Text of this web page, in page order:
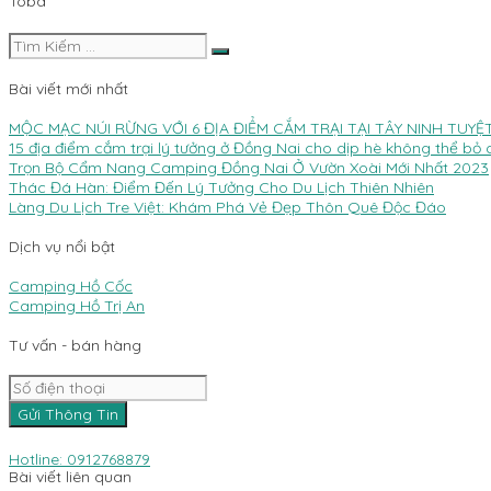
Bài viết mới nhất
MỘC MẠC NÚI RỪNG VỚI 6 ĐỊA ĐIỂM CẮM TRẠI TẠI TÂY NINH
15 địa điểm cắm trại lý tưởng ở Đồng Nai cho dịp hè không thể bỏ
Trọn Bộ Cẩm Nang Camping Đồng Nai Ở Vườn Xoài Mới Nhất 2023
Thác Đá Hàn: Điểm Đến Lý Tưởng Cho Du Lịch Thiên Nhiên
Làng Du Lịch Tre Việt: Khám Phá Vẻ Đẹp Thôn Quê Độc Đáo
Dịch vụ nổi bật
Camping Hồ Cốc
Camping Hồ Trị An
Tư vấn - bán hàng
Gửi Thông Tin
Hotline: 0912768879
Bài viết liên quan